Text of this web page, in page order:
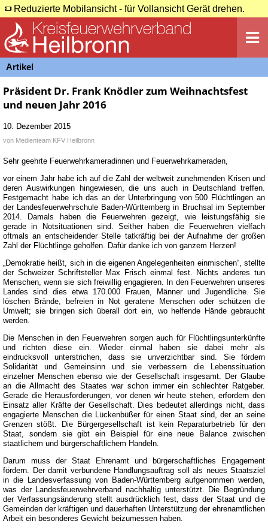
Reduzierte Mobilansicht - für Vollansicht Gerät drehen.
Artikel
Präsident Dr. Frank Knödler zum Weihnachtsfest
und neuen Jahr 2016
10. Dezember 2015
von Medienteam KFV Heilbronn
Sehr geehrte Feuerwehrkameradinnen und Feuerwehrkameraden,
vor einem Jahr habe ich auf die Zahl der weltweit zunehmenden Krisen und
deren Auswirkungen hingewiesen, die uns auch in Deutschland treffen.
Festgemacht habe ich das an der Unterbringung von 500 Flüchtlingen an
der Landesfeuerwehrschule Baden-Württemberg in Bruchsal im September
2014. Damals haben die Feuerwehren gezeigt, wie leistungsfähig sie
gerade in Notsituationen sind. Seither haben die Feuerwehren vielfach
oftmals an entscheidender Stelle tatkräftig bei der Aufnahme der großen
Zahl der Flüchtlinge geholfen. Dafür danke ich von ganzem Herzen!
„Demokratie heißt, sich in die eigenen Angelegenheiten einmischen“, stellte
der Schweizer Schriftsteller Max Frisch einmal fest. Nichts anderes tun
Menschen, wenn sie sich freiwillig engagieren. In den Feuerwehren unseres
Landes sind dies etwa 170.000 Frauen, Männer und Jugendliche. Sie
löschen Brände, befreien in Not geratene Menschen oder schützen die
Umwelt; sie bringen sich überall dort ein, wo helfende Hände gebraucht
werden.
Die Menschen in den Feuerwehren sorgen auch für Flüchtlingsunterkünfte
und richten diese ein. Wieder einmal haben sie dabei mehr als
eindrucksvoll unterstrichen, dass sie unverzichtbar sind. Sie fördern
Solidarität und Gemeinsinn und sie verbessern die Lebenssituation
einzelner Menschen ebenso wie der Gesellschaft insgesamt. Der Glaube
an die Allmacht des Staates war schon immer ein schlechter Ratgeber.
Gerade die Herausforderungen, vor denen wir heute stehen, erfordern den
Einsatz aller Kräfte der Gesellschaft. Dies bedeutet allerdings nicht, dass
engagierte Menschen die Lückenbüßer für einen Staat sind, der an seine
Grenzen stößt. Die Bürgergesellschaft ist kein Reparaturbetrieb für den
Staat, sondern sie gibt ein Beispiel für eine neue Balance zwischen
staatlichem und bürgerschaftlichem Handeln.
Darum muss der Staat Ehrenamt und bürgerschaftliches Engagement
fördern. Der damit verbundene Handlungsauftrag soll als neues Staatsziel
in die Landesverfassung von Baden-Württemberg aufgenommen werden,
was der Landesfeuerwehrverband nachhaltig unterstützt. Die Begründung
der Verfassungsänderung stellt ausdrücklich fest, dass der Staat und die
Gemeinden der kräftigen und dauerhaften Unterstützung der ehrenamtlichen
Arbeit ein besonderes Gewicht beizumessen haben.